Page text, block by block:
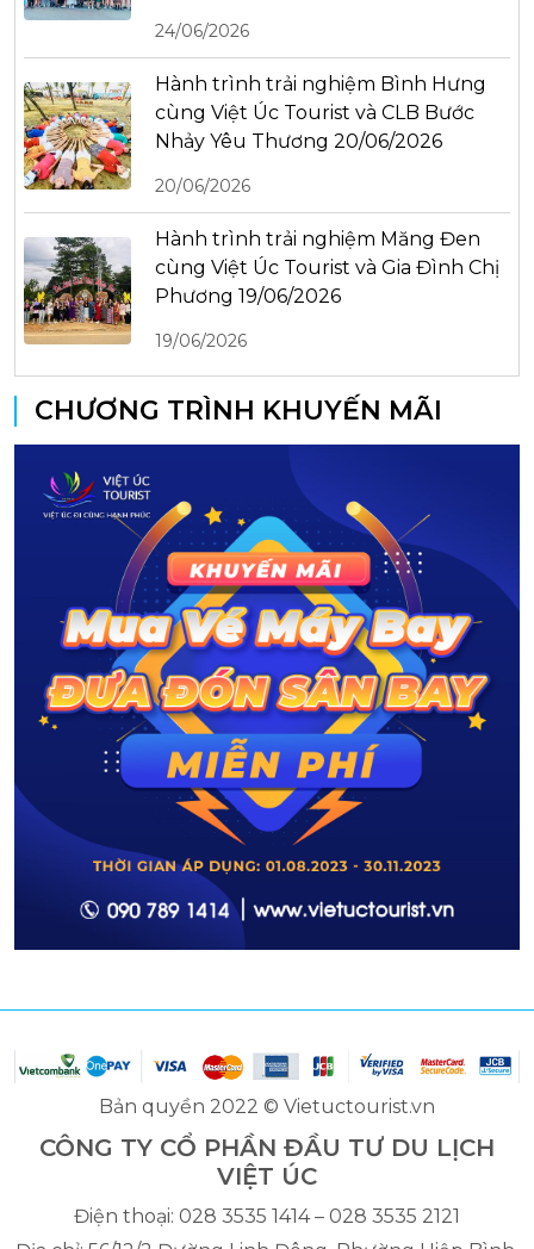
24/06/2026
Hành trình trải nghiệm Bình Hưng
cùng Việt Úc Tourist và CLB Bước
Nhảy Yêu Thương 20/06/2026
20/06/2026
Hành trình trải nghiệm Măng Đen
cùng Việt Úc Tourist và Gia Đình Chị
Phương 19/06/2026
19/06/2026
CHƯƠNG TRÌNH KHUYẾN MÃI
Bản quyền 2022 © Vietuctourist.vn
CÔNG TY CỔ PHẦN ĐẦU TƯ DU LỊCH
VIỆT ÚC
Điện thoại: 028 3535 1414 – 028 3535 2121